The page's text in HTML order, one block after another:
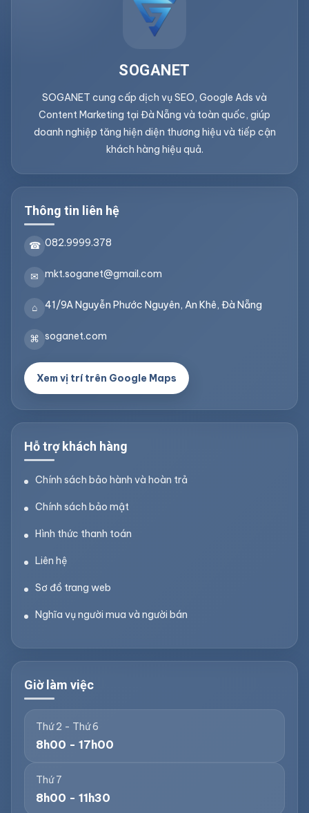
SOGANET
SOGANET cung cấp dịch vụ SEO, Google Ads và
Content Marketing tại Đà Nẵng và toàn quốc, giúp
doanh nghiệp tăng hiện diện thương hiệu và tiếp cận
khách hàng hiệu quả.
Thông tin liên hệ
☎ 082.9999.378
✉ mkt.soganet@gmail.com
⌂ 41/9A Nguyễn Phước Nguyên, An Khê, Đà Nẵng
⌘ soganet.com
Xem vị trí trên Google Maps
Hỗ trợ khách hàng
Chính sách bảo hành và hoàn trả
Chính sách bảo mật
Hình thức thanh toán
Liên hệ
Sơ đồ trang web
Nghĩa vụ người mua và người bán
Giờ làm việc
Thứ 2 - Thứ 6
8h00 - 17h00
Thứ 7
8h00 - 11h30